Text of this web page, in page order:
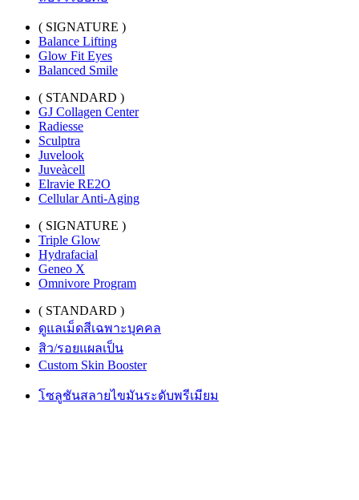
( SIGNATURE )
Balance Lifting
Glow Fit Eyes
Balanced Smile
( STANDARD )
GJ Collagen Center
Radiesse
Sculptra
Juvelook
Juveàcell
Elravie RE2O
Cellular Anti-Aging
( SIGNATURE )
Triple Glow
Hydrafacial
Geneo X
Omnivore Program
( STANDARD )
ดูแลเม็ดสีเฉพาะบุคคล
สิว/รอยแผลเป็น
Custom Skin Booster
โซลูชันสลายไขมันระดับพรีเมียม